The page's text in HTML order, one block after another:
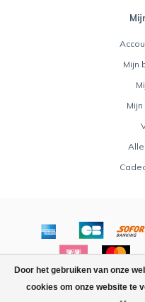
Door het gebruiken van onze
cookies om onze website te
Mijn
© Copyright 2026